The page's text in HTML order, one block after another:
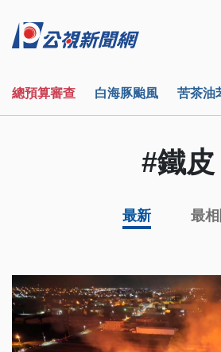
總預算審查 白海豚颱風 苦茶油
#鐵皮
最新 最